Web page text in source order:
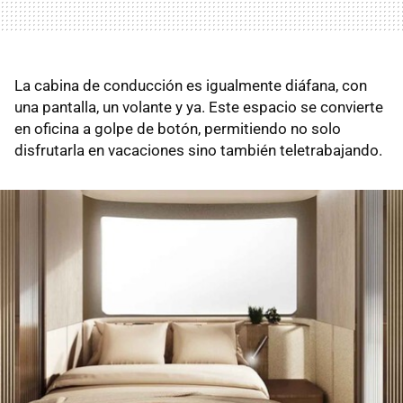
La cabina de conducción es igualmente diáfana, con
una pantalla, un volante y ya. Este espacio se convierte
en oficina a golpe de botón, permitiendo no solo
disfrutarla en vacaciones sino también teletrabajando.